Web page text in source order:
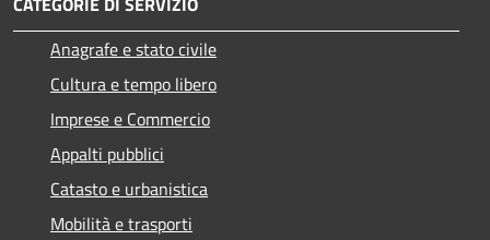
Anagrafe e stato civile
Cultura e tempo libero
Imprese e Commercio
Appalti pubblici
Catasto e urbanistica
Mobilità e trasporti